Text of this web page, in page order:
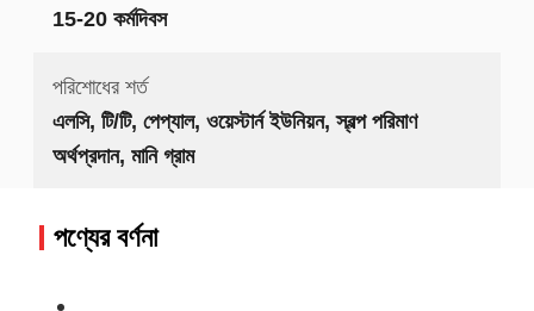
15-20 কর্মদিবস
পরিশোধের শর্ত
এলসি, টি/টি, পেপ্যাল, ওয়েস্টার্ন ইউনিয়ন, স্বল্প পরিমাণ
অর্থপ্রদান, মানি গ্রাম
পণ্যের বর্ণনা